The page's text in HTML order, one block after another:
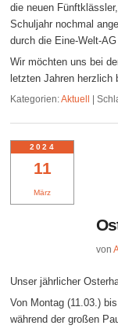
die neuen
Schuljahr nochmal
durch die Eine-Welt-
Wir möchten uns bei
letzten Jahren herzlich
Kategorien:Aktuell |
11
März
2024
von
Unser jährlicher
Von Montag (11.03.)
während der großen